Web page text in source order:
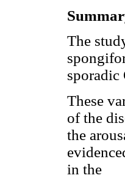
The
sporadic
These
of the
the
in the